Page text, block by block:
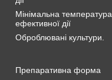
Мінімальна температура
ефективної дії
Оброблювані культури.
Препаративна форма